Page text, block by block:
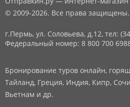
© 2009-2026. Все права защищены.
г.Пермь, ул. Соловьева, д.12, тел:
Федеральный номер: 8 800 700
Бронирование туров онлайн,
Тайланд, Греция, Индия, Кипр,
Вьетнам и др.